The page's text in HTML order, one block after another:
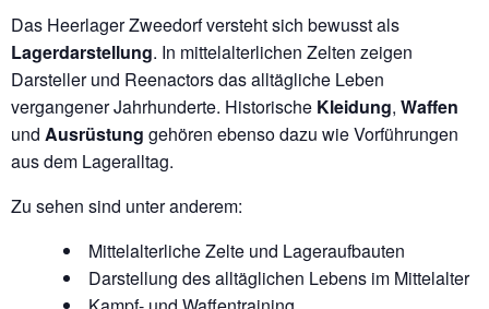
Das Heerlager Zweedorf versteht sich bewusst als
Lagerdarstellung. In mittelalterlichen Zelten zeigen
Darsteller und Reenactors das alltägliche Leben
vergangener Jahrhunderte. Historische Kleidung, Waffen
und Ausrüstung gehören ebenso dazu wie Vorführungen
aus dem Lageralltag.
Zu sehen sind unter anderem:
Mittelalterliche Zelte und Lageraufbauten
Darstellung des alltäglichen Lebens im Mittelalter